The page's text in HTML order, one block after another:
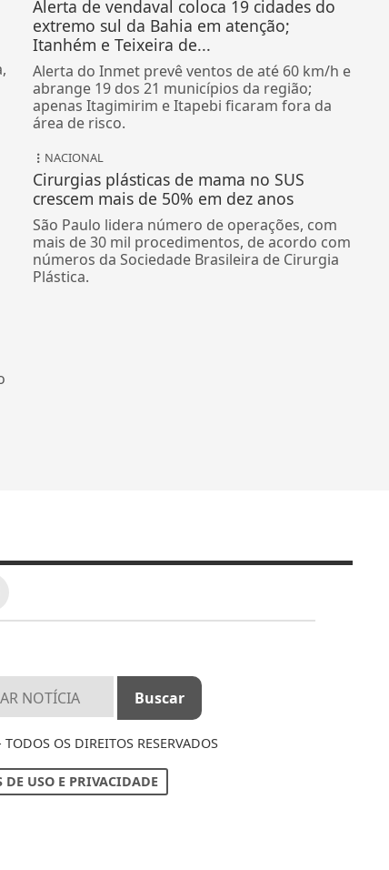
Alerta de vendaval coloca 19 cidades do
extremo sul da Bahia em atenção;
Itanhém e Teixeira de...
Alerta do Inmet prevê ventos de até 60 km/h e
abrange 19 dos 21 municípios da região;
apenas Itagimirim e Itapebi ficaram fora da
área de risco.
NACIONAL
Cirurgias plásticas de mama no SUS
crescem mais de 50% em dez anos
São Paulo lidera número de operações, com
mais de 30 mil procedimentos, de acordo com
números da Sociedade Brasileira de Cirurgia
Plástica.
OS DIREITOS RESERVADOS
DE USO E PRIVACIDADE